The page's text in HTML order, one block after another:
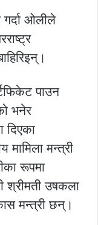
गर्दा ओलीले
पाउन
भनेर
दिएका
मन्त्री
रूपमा
श्रीमती उषकला
मन्त्री छन्।